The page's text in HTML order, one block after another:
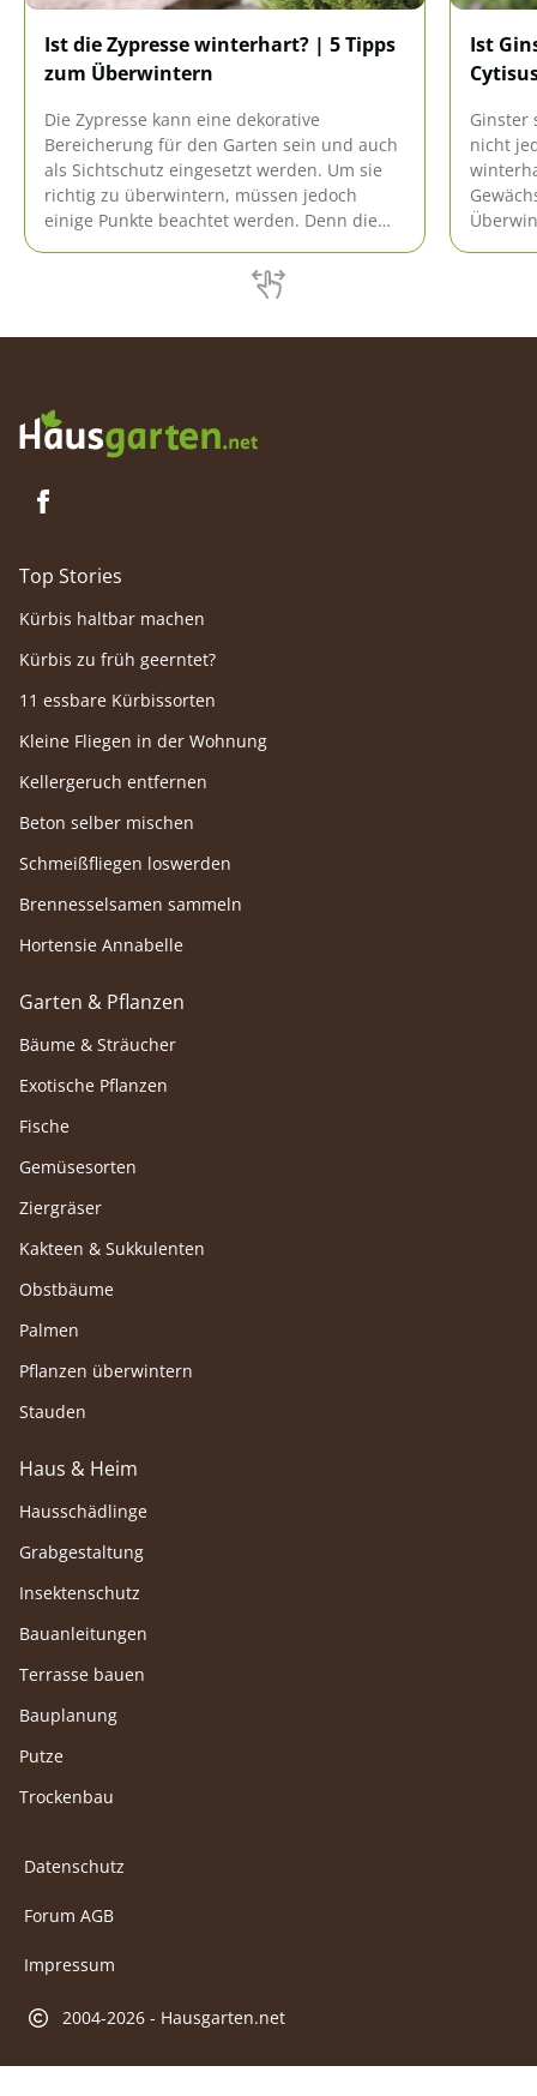
Ist die Zypresse winterhart? | 5 Tipps
zum Überwintern
Die Zypresse kann eine dekorative
Bereicherung für den Garten sein und auch
als Sichtschutz eingesetzt werden. Um sie
richtig zu überwintern, müssen jedoch
einige Punkte beachtet werden. Denn die
passenden Bedingungen winterhart.
Ist
Ginster
nicht
Top Stories
Kürbis haltbar machen
Kürbis zu früh geerntet?
11 essbare Kürbissorten
Kleine Fliegen in der Wohnung
Kellergeruch entfernen
Beton selber mischen
Schmeißfliegen loswerden
Brennesselsamen sammeln
Hortensie Annabelle
Garten & Pflanzen
Bäume & Sträucher
Exotische Pflanzen
Fische
Gemüsesorten
Ziergräser
Kakteen & Sukkulenten
Obstbäume
Palmen
Pflanzen überwintern
Stauden
Haus & Heim
Hausschädlinge
Grabgestaltung
Insektenschutz
Bauanleitungen
Terrasse bauen
Bauplanung
Putze
Trockenbau
Datenschutz
Forum AGB
Impressum
2004-2026 - Hausgarten.net